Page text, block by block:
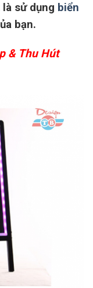
sử dụng biển
bạn.
& Thu Hút